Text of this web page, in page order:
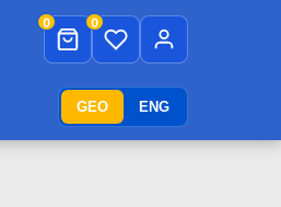
GEO ENG
0 0